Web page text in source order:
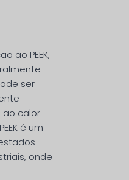
ao PEEK,
ser
ao calor
é um
onde